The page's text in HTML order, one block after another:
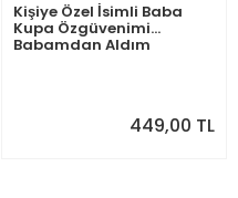
Kişiye Özel İsimli Baba
Kupa Özgüvenimi
Babamdan Aldım
449,00 TL